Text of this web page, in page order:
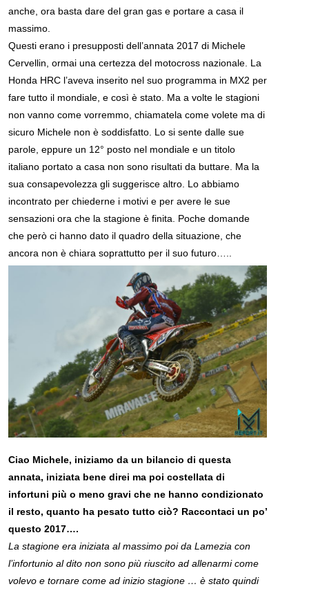
anche, ora basta dare del gran gas e portare a casa il
massimo.
Questi erano i presupposti dell’annata 2017 di Michele
Cervellin, ormai una certezza del motocross nazionale. La
Honda HRC l’aveva inserito nel suo programma in MX2 per
fare tutto il mondiale, e così è stato. Ma a volte le stagioni
non vanno come vorremmo, chiamatela come volete ma di
sicuro Michele non è soddisfatto. Lo si sente dalle sue
parole, eppure un 12° posto nel mondiale e un titolo
italiano portato a casa non sono risultati da buttare. Ma la
sua consapevolezza gli suggerisce altro. Lo abbiamo
incontrato per chiederne i motivi e per avere le sue
sensazioni ora che la stagione è finita. Poche domande
che però ci hanno dato il quadro della situazione, che
ancora non è chiara soprattutto per il suo futuro…..
Ciao Michele, iniziamo da un bilancio di questa
annata, iniziata bene direi ma poi costellata di
infortuni più o meno gravi che ne hanno condizionato
il resto, quanto ha pesato tutto ciò? Raccontaci un po’
questo 2017….
La stagione era iniziata al massimo poi da Lamezia con
l’infortunio al dito non sono più riuscito ad allenarmi come
volevo e tornare come ad inizio stagione … è stato quindi